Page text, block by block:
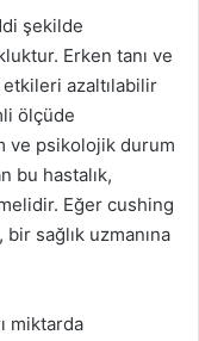
şekilde
Erken tanı ve
azaltılabilir
ölçüde
ve psikolojik durum
bu hastalık,
Eğer cushing
sağlık uzmanına
miktarda